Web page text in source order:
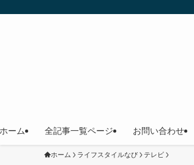
ホーム 全記事一覧ページ お問い合わせ
ホーム ライフスタイルなび テレビ